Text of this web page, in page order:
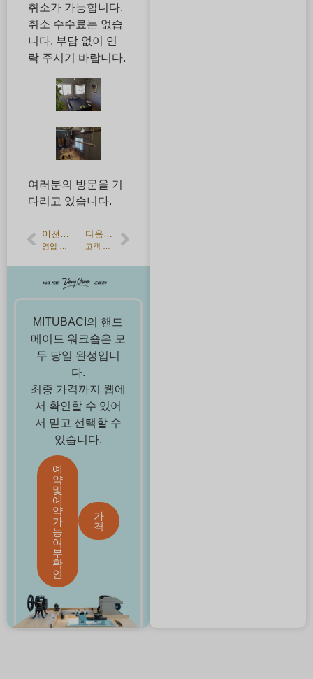
취소가 가능합니다.
취소 수수료는 없습
니다. 부담 없이 연
락 주시기 바랍니다.
여러분의 방문을 기
다리고 있습니다.
MITUBACI의 핸드
메이드 워크숍은 모
두 당일 완성입니
다.
최종 가격까지 웹에
서 확인할 수 있어
서 믿고 선택할 수
있습니다.
예
약
및
예
약
가
능
여
부
확
인
가
격